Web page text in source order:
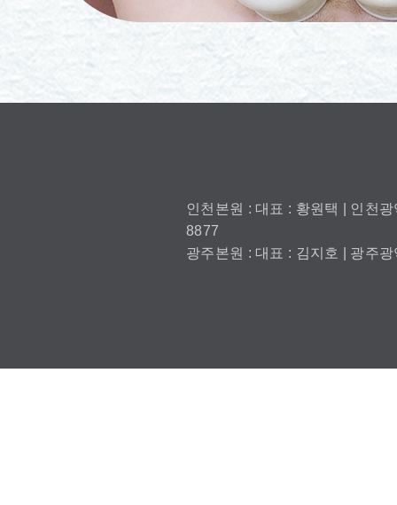
인천본원 : 대표 : 황원택 | 인천
8877
광주본원 : 대표 : 김지호 | 광주